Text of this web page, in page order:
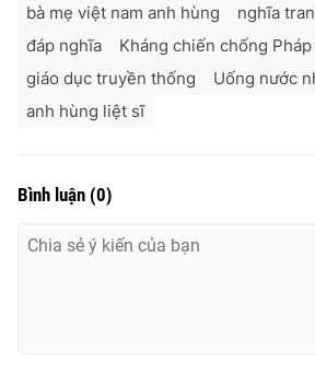
bà mẹ việt nam anh hùng
nghĩa
đáp nghĩa
Kháng chiến chống Pháp
giáo dục truyền thống
Uống nước
anh hùng liệt sĩ
Bình luận (0)